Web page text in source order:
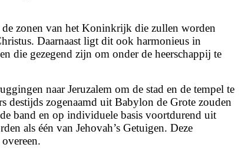
zonen van het Koninkrijk die zullen worden
Daarnaast ligt dit ook harmonieus in
die gezegend zijn om onder de heerschappij te
naar Jeruzalem om de stad en de tempel te
destijds zogenaamd uit Babylon de Grote zouden
band en op individuele basis voortdurend uit
als één van Jehovah’s Getuigen. Deze